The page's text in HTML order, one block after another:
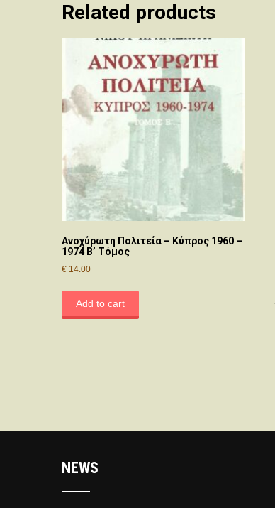
Related products
Ανοχύρωτη Πολιτεία – Κύπρος 1960 –
1974 Β’ Τόμος
€ 14.00
Add to cart
NEWS